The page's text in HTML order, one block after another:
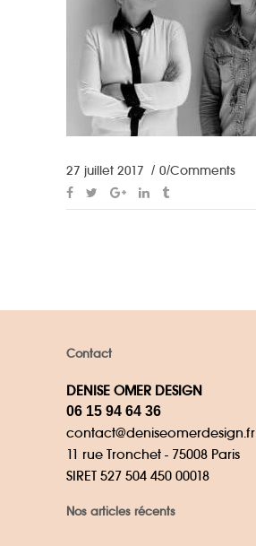
27 juillet 2017 0 Comments
Contact
DENISE OMER DESIGN
06 15 94 64 36
contact@deniseomerdesign.fr
11 rue Tronchet - 75008 Paris
SIRET 527 504 450 00018
Nos articles récents